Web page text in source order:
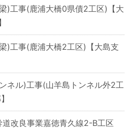
)工事(鹿浦大橋0県債2工区)【大
)工事(鹿浦大橋2工区)【大島支
ネル)工事(山羊島トンネル外2工
改良事業嘉徳青久線2-B工区